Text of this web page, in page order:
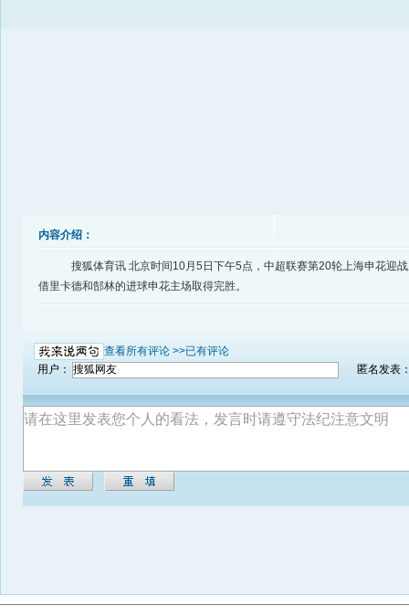
内容介绍：
搜狐体育讯 北京时间10月5日下午5点，中超联赛第20轮上海申花迎
借里卡德和郜林的进球申花主场取得完胜。
查看所有评论 >>已有评论
用户：
匿名发表